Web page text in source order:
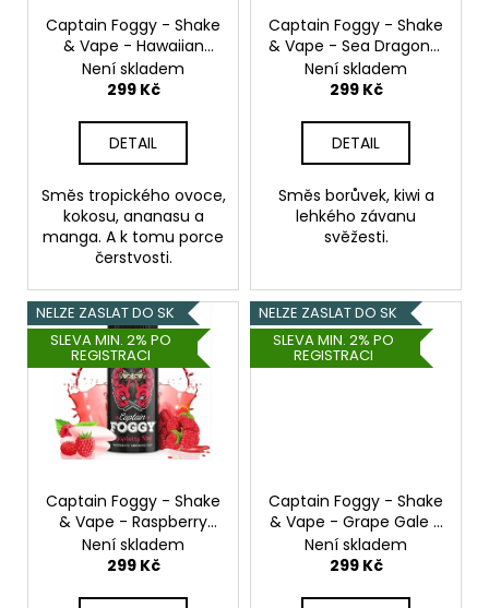
Captain Foggy - Shake
& Vape - Hawaiian
Haven - 20ml
Není skladem
299 Kč
DETAIL
Směs tropického ovoce,
kokosu, ananasu a
manga. A k tomu porce
čerstvosti.
Captain Foggy - Shake
& Vape - Sea Dragon -
20ml
Není skladem
299 Kč
DETAIL
Směs borůvek, kiwi a
lehkého závanu
svěžesti.
NELZE ZASLAT DO SK
SLEVA MIN. 2% PO
REGISTRACI
Captain Foggy - Shake
& Vape - Raspberry
Reef - 20ml
Není skladem
299 Kč
NELZE ZASLAT DO SK
SLEVA MIN. 2% PO
REGISTRACI
Captain Foggy - Shake
& Vape - Grape Gale -
20ml
Není skladem
299 Kč
Původně:
245